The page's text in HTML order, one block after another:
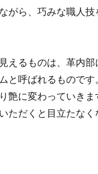
がら、巧みな職人
えるものは、革内部
と呼ばれるものです
艶に変わっていき
ただくと目立たなく